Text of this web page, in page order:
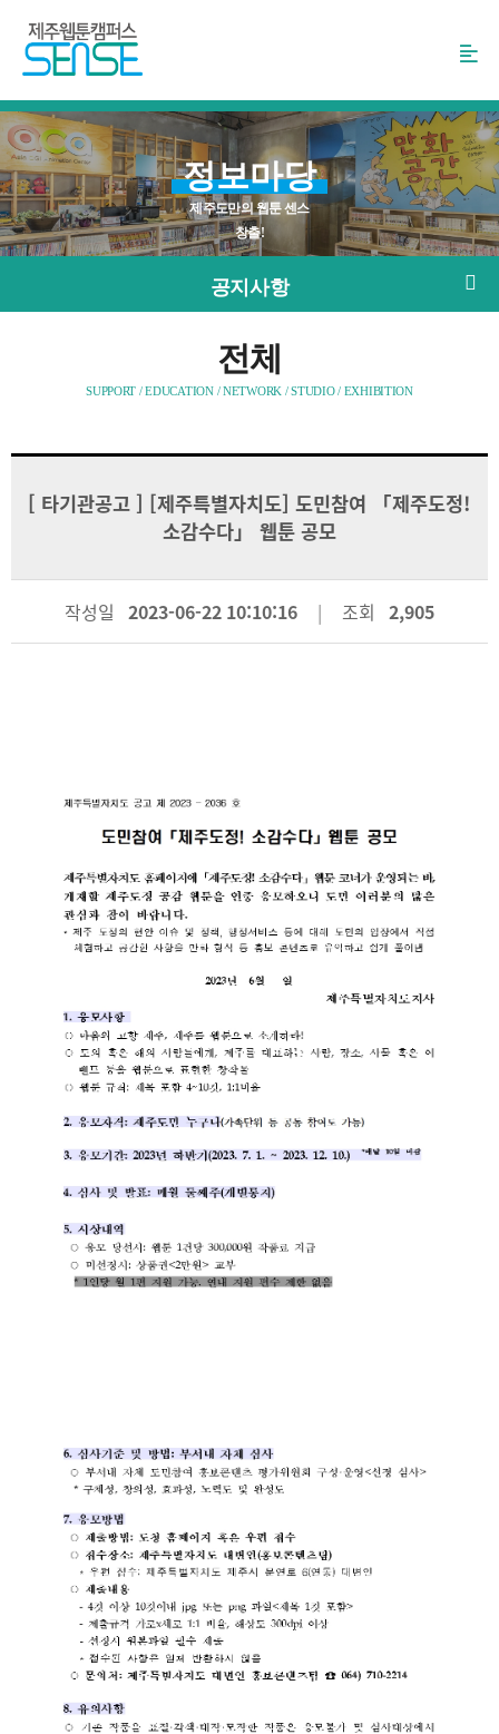
로
가
기
정보마당
제주도만의 웹툰 센스
창출!
공지사항
전체
SUPPORT / EDUCATION / NETWORK / STUDIO / EXHIBITION
[ 타기관공고] [제주특별자치도] 도민참여 「제주도정!
소감수다」 웹툰 공모
작성일 2023-06-22 10:10:16 조회 2,905